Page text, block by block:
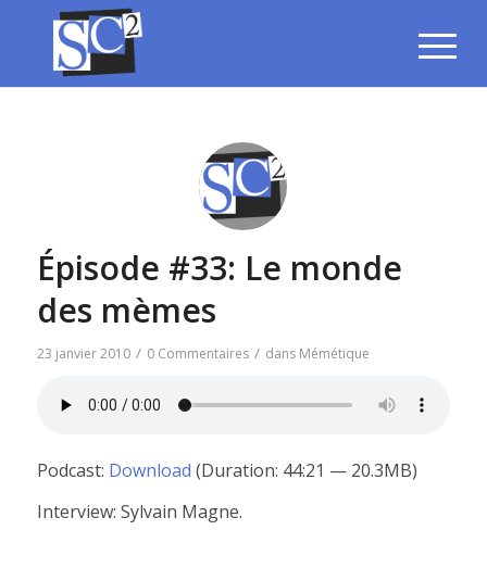
Épisode #33: Le monde
des mèmes
23 janvier 2010 / 0 Commentaires / dans Mémétique
Podcast: Download (Duration: 44:21 — 20.3MB)
Interview: Sylvain Magne.